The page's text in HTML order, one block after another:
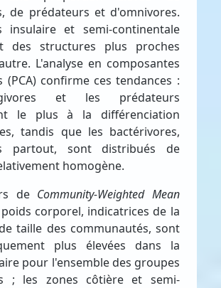
de prédateurs et d'omnivores.
insulaire et semi-continentale
des structures plus proches
L'analyse en composantes
(PCA) confirme ces tendances :
et les prédateurs
le plus à la différenciation
tandis que les bactérivores,
partout, sont distribués de
homogène.
de Community-Weighted Mean
corporel, indicatrices de la
taille des communautés, sont
plus élevées dans la
pour l'ensemble des groupes
; les zones côtière et semi-